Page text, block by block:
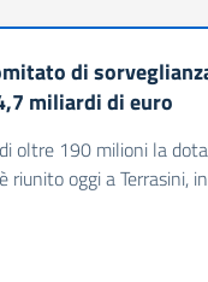
di
miliardi di euro
oltre 190 milioni la
riunito oggi a Terrasini,